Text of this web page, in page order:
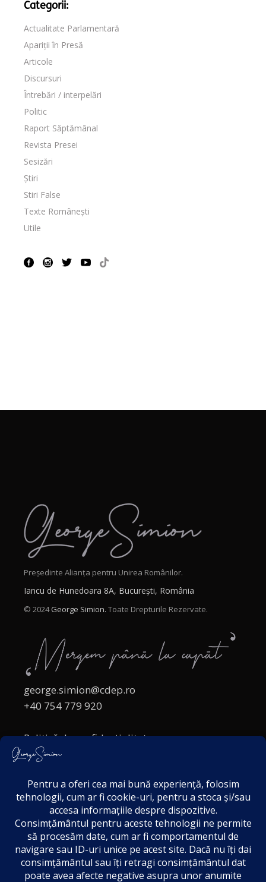
Categorii:
Actualitate Parlamentară
Apariții în Presă
Articole
Discursuri
Întrebări / interpelări
Politic
Raport Săptămânal
Revista Presei
Sesizări
Știri
Stiri False
Texte Românești
Utile
Președinte Alianța pentru Unirea Românilor.
Iancu de Hunedoara 8A, București, România
© 2024George Simion. Toate Drepturile Rezervate.
george.simion@cdep.ro
+40 754 779 920
Politică de confidențialitate
Politica cookies
Acordul de markting
Disclaimer